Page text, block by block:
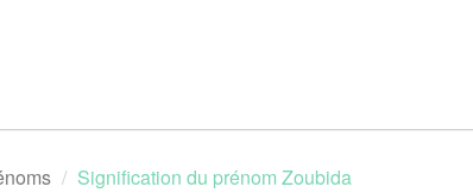
Signification du prénom Zoubida